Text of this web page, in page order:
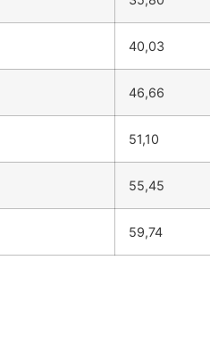
40,03
46,66
51,10
55,45
59,74